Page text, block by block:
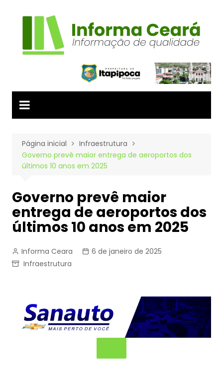
Página inicial
Infraestrutura
Governo prevê maior entrega de aeroportos dos
últimos 10 anos em 2025
Governo prevê maior
entrega de aeroportos dos
últimos 10 anos em 2025
Informa Ceara
6 de janeiro de 2025
Infraestrutura